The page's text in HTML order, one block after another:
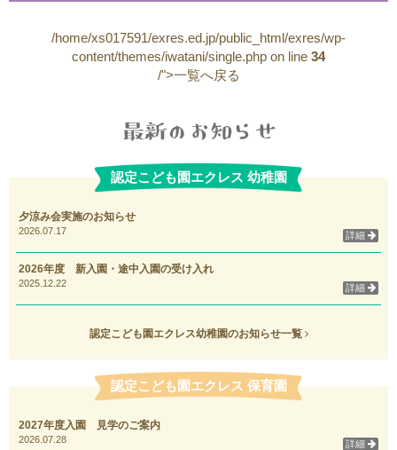
/home/xs017591/exres.ed.jp/public_html/exres/wp-
content/themes/iwatani/single.php on line 34
/">一覧へ戻る
認定こども園エクレス 幼稚園
夕涼み会実施のお知らせ
2026.07.17 詳細
2026年度 新入園・途中入園の受け入れ
2025.12.22 詳細
認定こども園エクレス幼稚園のお知らせ一覧
認定こども園エクレス 保育園
2027年度入園 見学のご案内
2026.07.28 詳細